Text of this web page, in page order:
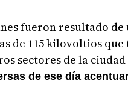
fueron resultado de
de 115 kilovoltios
sectores de la
de ese día